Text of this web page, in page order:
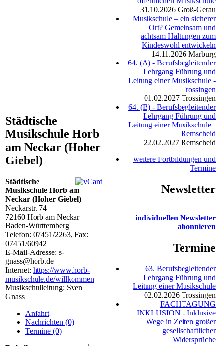
Städtische
Musikschule Horb
am Neckar (Hoher
Giebel)
Städtische
Musikschule Horb am
Neckar (Hoher Giebel)
Neckarstr. 74
72160 Horb am Neckar
Baden-Württemberg
Telefon: 07451/2263, Fax:
07451/60942
E-Mail-Adresse: s-
gnass@horb.de
Internet: https://www.horb-
musikschule.de/willkommen
Musikschulleitung: Sven
Gnass
Anfahrt
Nachrichten (0)
Termine (0)
31.10.2026 Groß-Gerau
Musikschule – ein sicherer
Ort? Gemeinsam und
achtsam Haltungen zum
Kindeswohl entwickeln
14.11.2026 Marburg
64. (A) - Berufsbegleitender
Lehrgang Führung und
Leitung einer Musikschule -
Trossingen
01.02.2027 Trossingen
64. (B) - Berufsbegleitender
Lehrgang Führung und
Leitung einer Musikschule -
Remscheid
22.02.2027 Remscheid
weitere Fortbildungen und
Termine
Newsletter
individuellen Newsletter
abonnieren
Termine
63. Berufsbegleitender
Lehrgang Führung und
Leitung einer Musikschule
02.02.2026 Trossingen
FACHTAGUNG
INKLUSION - Inklusive
Wege in Zeiten großer
gesellschaftlicher
Widersprüche